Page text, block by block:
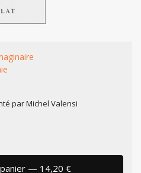
par Michel Valensi
— 14,20 €